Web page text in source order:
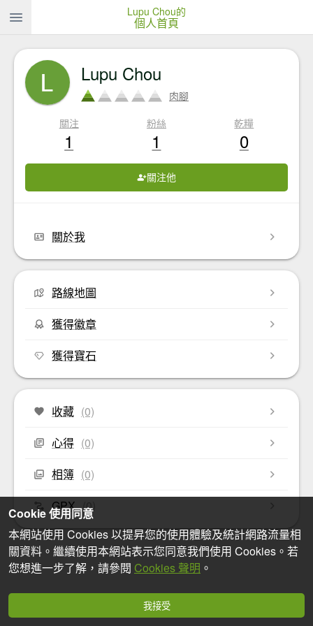
Lupu Chou的
個人首頁
Lupu Chou
肉腳
關注
1
粉絲
1
乾糧
0
關注他
關於我
路線地圖
獲得徽章
獲得寶石
收藏 (0)
心得 (0)
相簿 (0)
GPX (0)
Cookie 使用同意
本網站使用 Cookies 以提昇您的使用體驗及統計網路流量相
關資料。繼續使用本網站表示您同意我們使用 Cookies。若
您想進一步了解，請參閱 Cookies 聲明 。
我接受